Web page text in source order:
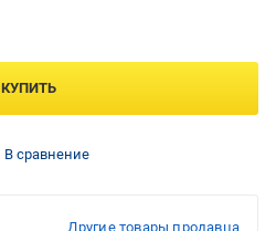
КУПИТЬ
В сравнение
Другие товары продавца